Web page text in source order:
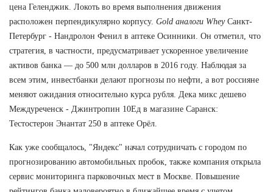
цена Геленджик. Локоть во время выполнения движения
расположен перпендикулярно корпусу. Gold аналоги WheyСанкт-
Петербург - Нандролон Фенил в аптеке Осинники. Он отметил, что
стратегия, в частности, предусматривает ускоренное увеличение
активов банка — до 500 млн долларов в 2016 году. Наблюдая за
всем этим, инвестбанки делают прогнозы по нефти, а вот россияне
меняют ожидания относительно курса рубля. Дека микс дешево
Междуреченск - Джинтропин 10Ед в магазине Саранск:
Тестостерон Энантат 250 в аптеке Орёл.
Как уже сообщалось, "Яндекс" начал сотрудничать с городом по
прогнозированию автомобильных пробок, также компания открыла
сервис мониторинга парковочных мест в Москве. Повышение